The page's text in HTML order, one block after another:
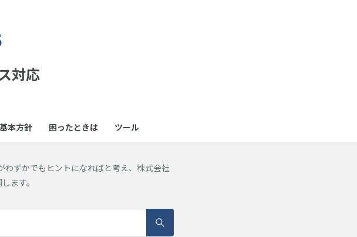
対応
本方針 困ったときは ツール
ずかでもヒントになればと考え、株式会社
ます。